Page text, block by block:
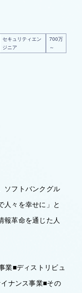
セキュリティエン
ジニア
700万
～
ソフトバンクグル
人々を幸せに」と
報革命を通じた人
業■ディストリビュ
ナンス事業■その